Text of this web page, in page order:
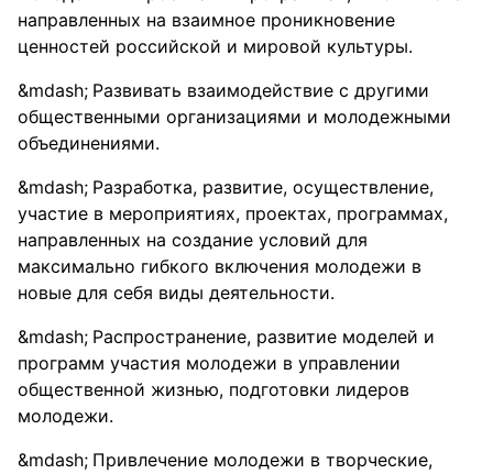
направленных на взаимное проникновение
ценностей российской и мировой культуры.
Развивать взаимодействие с другими
общественными организациями и молодежными
объединениями.
Разработка, развитие, осуществление,
участие в мероприятиях, проектах, программах,
направленных на создание условий для
максимально гибкого включения молодежи в
новые для себя виды деятельности.
Распространение, развитие моделей и
программ участия молодежи в управлении
общественной жизнью, подготовки лидеров
молодежи.
Привлечение молодежи в творческие,